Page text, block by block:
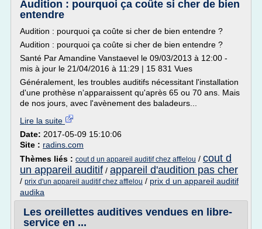
Audition : pourquoi ça coûte si cher de bien
entendre
Audition : pourquoi ça coûte si cher de bien entendre ?
Audition : pourquoi ça coûte si cher de bien entendre ?
Santé Par Amandine Vanstaevel le 09/03/2013 à 12:00 -
mis à jour le 21/04/2016 à 11:29 | 15 831 Vues
Généralement, les troubles auditifs nécessitant l'installation
d'une prothèse n'apparaissent qu'après 65 ou 70 ans. Mais
de nos jours, avec l'avènement des baladeurs...
Lire la suite
Date: 2017-05-09 15:10:06
Site : radins.com
Thèmes liés : cout d un appareil auditif chez afflelou / cout d
un appareil auditif / appareil d'audition pas cher
/ prix d'un appareil auditif chez afflelou / prix d un appareil auditif
audika
Les oreillettes auditives vendues en libre-
service en ...